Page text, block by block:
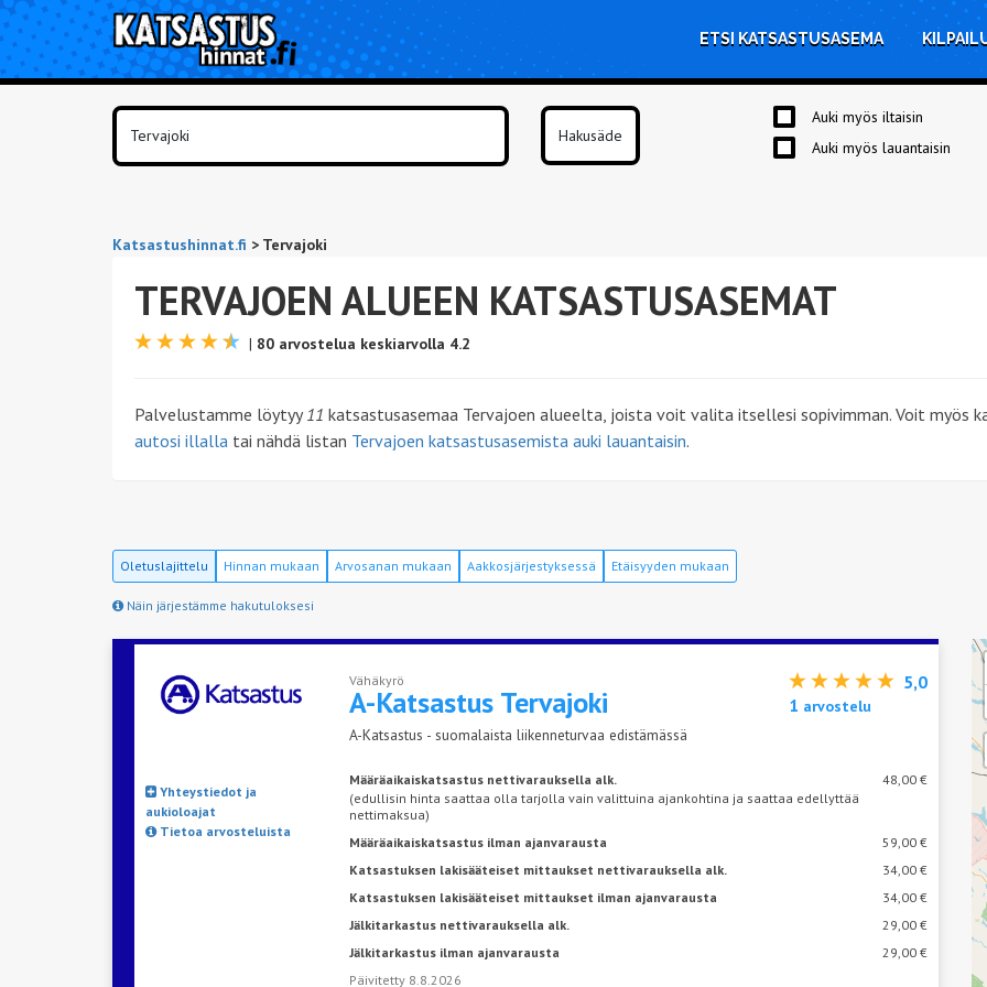
ETSI KATSASTUSASEMA
Auki myös iltaisin
Auki myös lauantaisin
Katsastushinnat.fi > Tervajoki
TERVAJOEN ALUEEN KATSASTUSASEMAT
| 80 arvostelua keskiarvolla 4.2
Palvelustamme löytyy 11 katsastusasemaa Tervajoen alueelta, joista voit valita itsellesi sopivimman. Voit myös
autosi illalla tai nähdä listan Tervajoen katsastusasemista auki lauantaisin.
Oletuslajittelu Hinnan mukaan Arvosanan mukaan Aakkosjärjestyksessä Etäisyyden mukaan
Näin järjestämme hakutuloksesi
Vähäkyrö
A-Katsastus Tervajoki
A-Katsastus - suomalaista liikenneturvaa edistämässä
5,0
1 arvostelu
Yhteystiedot ja
aukioloajat
Tietoa arvosteluista
Määräaikaiskatsastus nettivarauksella alk.
48,00 €
(edullisin hinta saattaa olla tarjolla vain valittuina ajankohtina ja saattaa edellyttää
nettimaksua)
Määräaikaiskatsastus ilman ajanvarausta
59,00 €
Katsastuksen lakisääteiset mittaukset nettivarauksella alk.
34,00 €
Katsastuksen lakisääteiset mittaukset ilman ajanvarausta
34,00 €
Jälkitarkastus nettivarauksella alk.
29,00 €
Jälkitarkastus ilman ajanvarausta
29,00 €
Päivitetty 8.8.2026